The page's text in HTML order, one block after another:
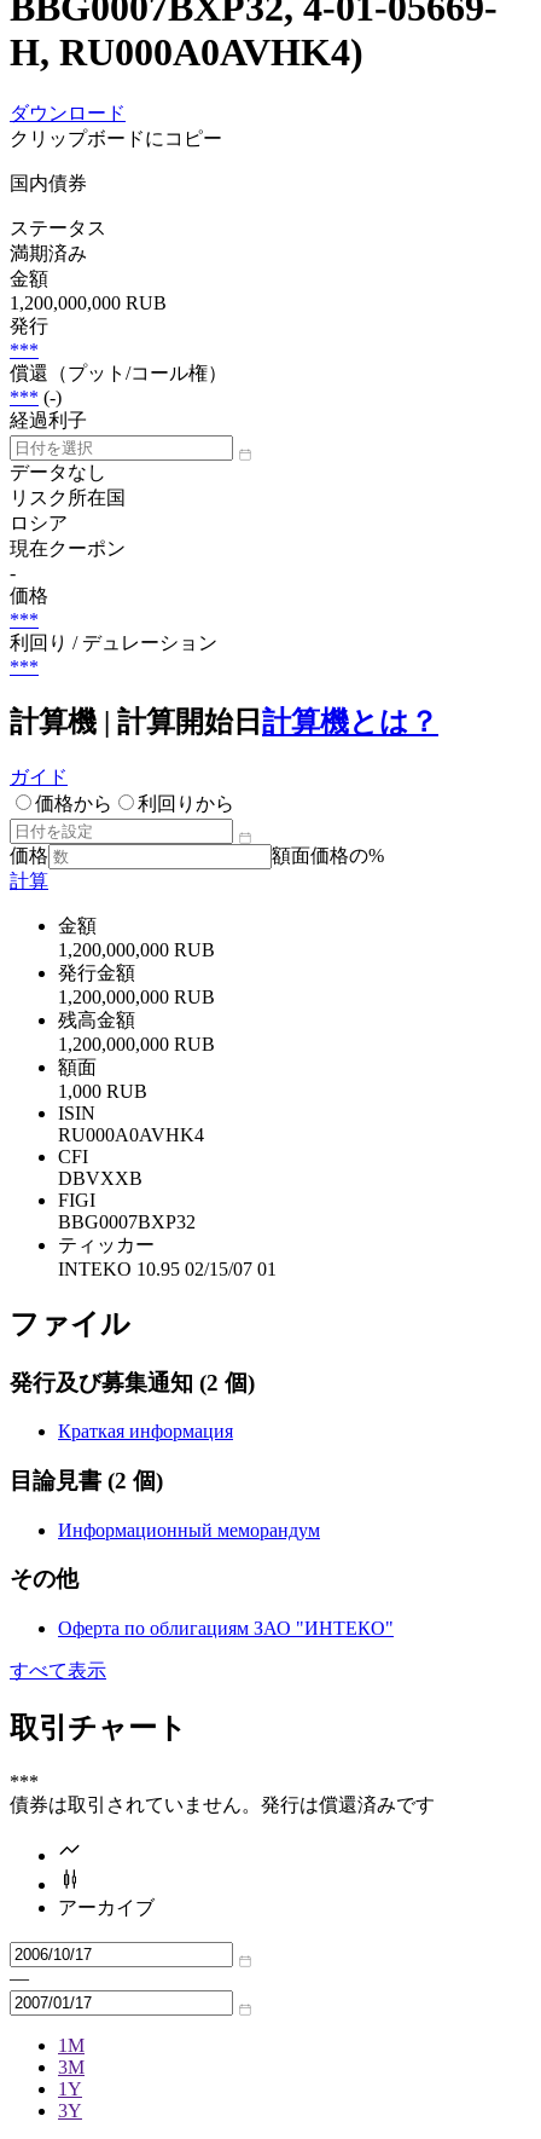
H, RU000A0AVHK4)
ダウンロード
クリップボードにコピー
国内債券
ステータス
満期済み
金額
1,200,000,000 RUB
発行
***
償還（プット/コール権）
*** (-)
経過利子
データなし
リスク所在国
ロシア
現在クーポン
-
価格
***
利回り / デュレーション
***
計算機 | 計算開始日 計算機とは？
ガイド
価格から
利回りから
価格
額面価格の%
計算
金額
1,200,000,000 RUB
発行金額
1,200,000,000 RUB
残高金額
1,200,000,000 RUB
額面
1,000 RUB
ISIN
RU000A0AVHK4
CFI
DBVXXB
FIGI
BBG0007BXP32
ティッカー
INTEKO 10.95 02/15/07 01
ファイル
発行及び募集通知 (2 個)
Краткая информация
目論見書 (2 個)
Информационный меморандум
その他
Оферта по облигациям ЗАО "ИНТЕКО"
すべて表示
取引チャート
***
債券は取引されていません。発行は償還済みです
アーカイブ
—
1M
3M
1Y
3Y